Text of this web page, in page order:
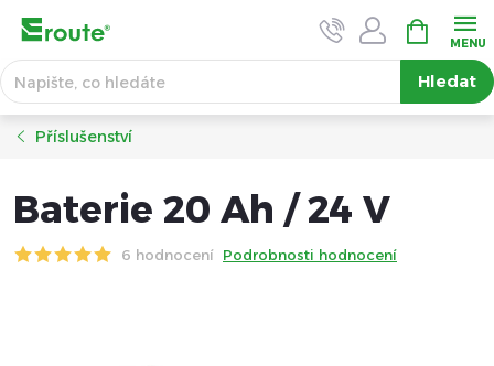
obsah
Hledat
NÁKUPNÍ
KOŠÍK
Příslušenství
Baterie 20 Ah / 24 V
6 hodnocení Podrobnosti hodnocení